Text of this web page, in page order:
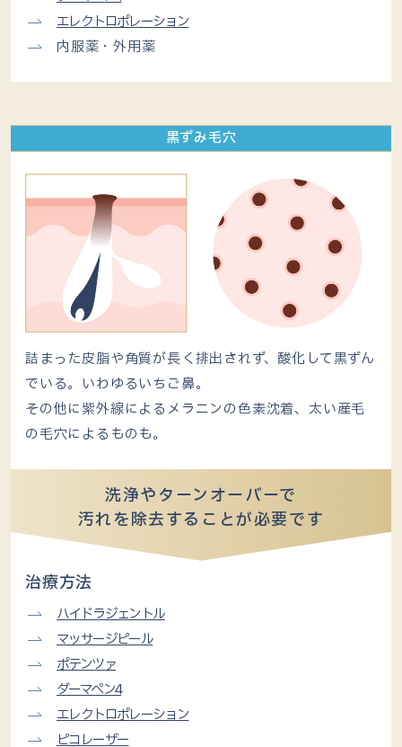
エレクトロポレーション
内服薬・外用薬
黒ずみ毛穴
詰まった皮脂や角質が長く排出されず、酸化して黒ずん
でいる。いわゆるいちご鼻。
その他に紫外線によるメラニンの色素沈着、太い産毛
の毛穴によるものも。
洗浄やターンオーバーで
汚れを除去することが必要です
治療方法
ハイドラジェントル
マッサージピール
ポテンツァ
ダーマペン4
エレクトロポレーション
ピコレーザー